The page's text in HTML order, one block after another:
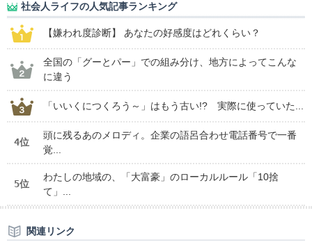
社会人ライフの人気記事ランキング
【嫌われ度診断】 あなたの好感度はどれくらい？
全国の「グーとパー」での組み分け、地方によってこんな
に違う
「いいくにつくろう～」はもう古い!? 実際に使っていた...
4位
頭に残るあのメロディ。企業の語呂合わせ電話番号で一番
覚...
5位
わたしの地域の、「大富豪」のローカルルール「10捨
て」...
関連リンク